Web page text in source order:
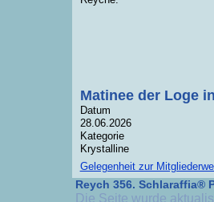
Matinee der Loge
Datum
28.06.2026
Kategorie
Krystalline
Gelegenheit zur
Reych 356. Schlaraffia®
Die Seite wurde